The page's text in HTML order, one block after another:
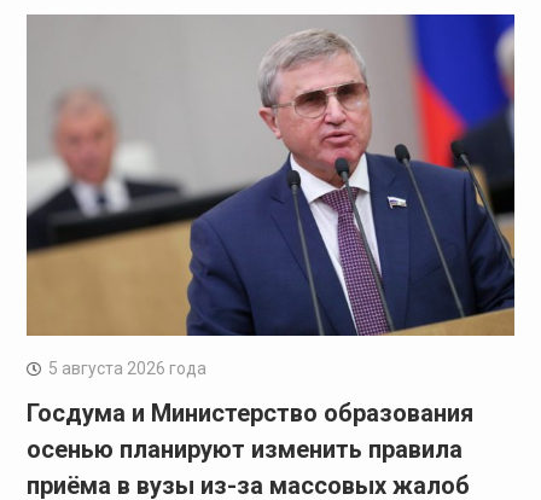
5 августа 2026 года
Госдума и Министерство образования
осенью планируют изменить правила
приёма в вузы из-за массовых жалоб